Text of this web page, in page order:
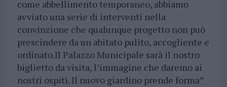
come abbellimento temporaneo, abbiamo
avviato una serie di interventi nella
convinzione che qualunque progetto non può
prescindere da un abitato pulito, accogliente e
ordinato.Il Palazzo Municipale sarà il nostro
biglietto da visita, l’immagine che daremo ai
nostri ospiti. Il nuovo giardino prende forma”